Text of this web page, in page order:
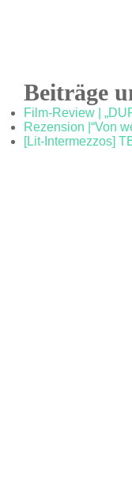
Beiträge
Film-Review |
Rezension |“Von
[Lit-Intermezzos]